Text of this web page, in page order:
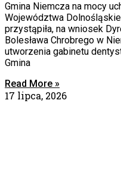
Gmina Niemcza na mocy
Województwa
przystąpiła, na wniosek
Bolesława Chrobrego w
utworzenia gabinetu
Gmina
Read More »
17 lipca, 2026